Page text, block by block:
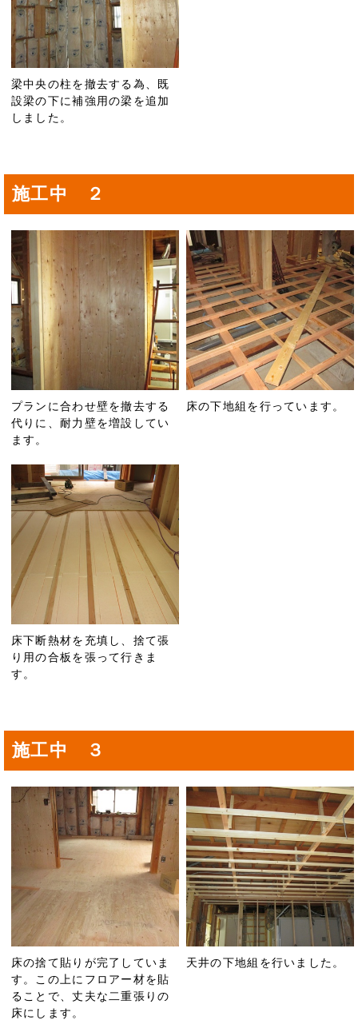
梁中央の柱を撤去する為、既
設梁の下に補強用の梁を追加
しました。
施工中 ２
プランに合わせ壁を撤去する
代りに、耐力壁を増設してい
ます。
床の下地組を行っています。
床下断熱材を充填し、捨て張
り用の合板を張って行きま
す。
施工中 ３
床の捨て貼りが完了していま
す。この上にフロアー材を貼
ることで、丈夫な二重張りの
床にします。
天井の下地組を行いました。